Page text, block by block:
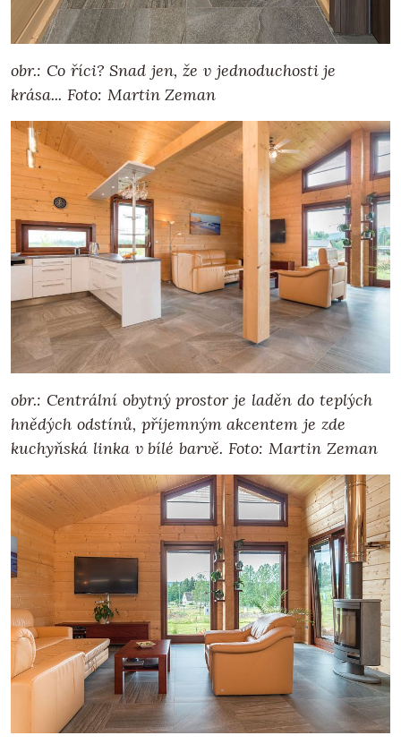
obr.: Co říci? Snad jen, že v jednoduchosti je
krása... Foto: Martin Zeman
obr.: Centrální obytný prostor je laděn do teplých
hnědých odstínů, příjemným akcentem je zde
kuchyňská linka v bílé barvě. Foto: Martin Zeman